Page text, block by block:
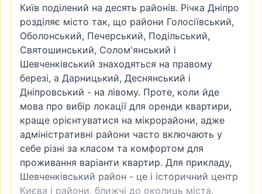
Київ поділений на десять районів. Річка Дніпро
розділяє місто так, що райони Голосіївський,
Оболонський, Печерський, Подільський,
Святошинський, Солом'янський і
Шевченківський знаходяться на правому
березі, а Дарницький, Деснянський і
Дніпровський - на лівому. Проте, коли йде
мова про вибір локації для оренди квартири,
краще орієнтуватися на мікрорайони, адже
адміністративні райони часто включають у
себе різні за класом та комфортом для
проживання варіанти квартир. Для прикладу,
Шевченківський район - це і історичний центр
Києва і райони, ближчі до околиць міста.